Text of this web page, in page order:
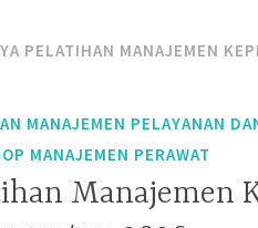
PELATIHAN MANAJEMEN
MANAJEMEN PELAYANAN
MANAJEMEN PERAWAT
Manajemen